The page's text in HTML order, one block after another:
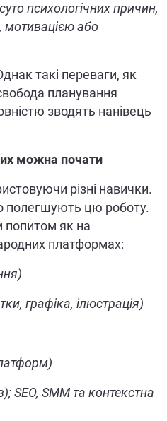
психологічних причин,
або
такі переваги, як
планування
зводять нанівець
можна почати
різні навички.
полегшують цю роботу.
попитом як на
платформах:
графіка, ілюстрація)
SEO, SMM та контекстна